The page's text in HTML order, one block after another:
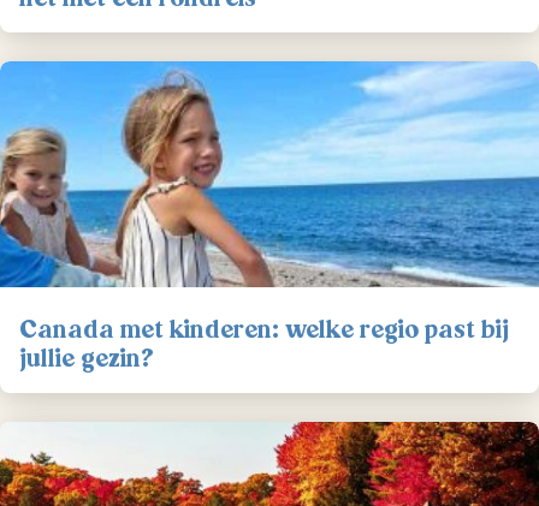
Canada met kinderen: welke regio past bij
jullie gezin?